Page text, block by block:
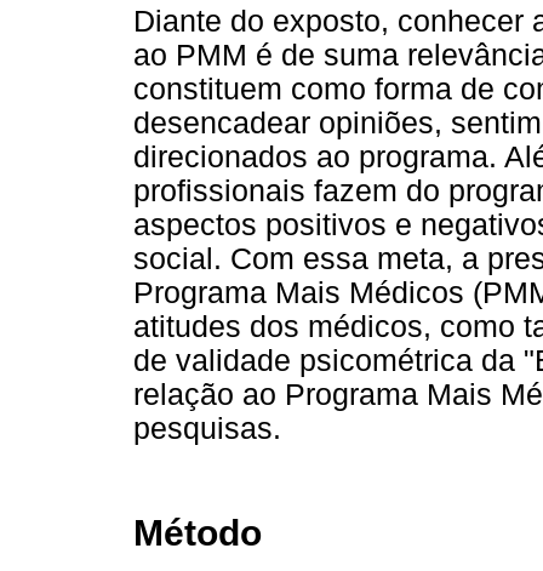
Diante do exposto, conhecer
ao PMM é de suma
constituem como forma de
desencadear opiniões,
direcionados ao programa.
profissionais fazem do
aspectos positivos e
social. Com essa meta, a
Programa Mais Médicos
atitudes dos médicos, como
de validade psicométrica da
relação ao Programa Mais
pesquisas.
Método